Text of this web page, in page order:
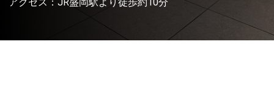
アクセス：JR盛岡駅より徒歩約10分